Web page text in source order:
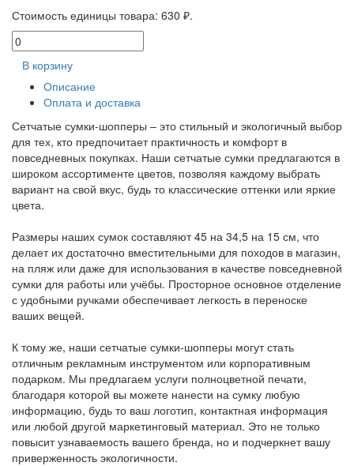
Стоимость единицы товара: 630 ₽.
В корзину
Описание
Оплата и доставка
Сетчатые сумки-шопперы – это стильный и экологичный выбор
для тех, кто предпочитает практичность и комфорт в
повседневных покупках. Наши сетчатые сумки предлагаются в
широком ассортименте цветов, позволяя каждому выбрать
вариант на свой вкус, будь то классические оттенки или яркие
цвета.
Размеры наших сумок составляют 45 на 34,5 на 15 см, что
делает их достаточно вместительными для походов в магазин,
на пляж или даже для использования в качестве повседневной
сумки для работы или учёбы. Просторное основное отделение
с удобными ручками обеспечивает легкость в переноске
ваших вещей.
К тому же, наши сетчатые сумки-шопперы могут стать
отличным рекламным инструментом или корпоративным
подарком. Мы предлагаем услуги полноцветной печати,
благодаря которой вы можете нанести на сумку любую
информацию, будь то ваш логотип, контактная информация
или любой другой маркетинговый материал. Это не только
повысит узнаваемость вашего бренда, но и подчеркнет вашу
приверженность экологичности.